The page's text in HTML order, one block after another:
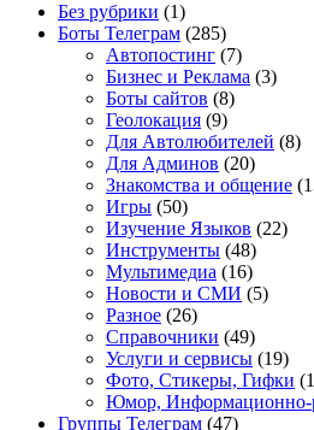
Без рубрики (1)
Боты Телеграм (285)
Автопостинг (7)
Бизнес и Реклама (3)
Боты сайтов (8)
Геолокация (9)
Для Автолюбителей (8)
Для Админов (20)
Знакомства и общение
Игры (50)
Изучение Языков (22)
Инструменты (48)
Мультимедиа (16)
Новости и СМИ (5)
Разное (26)
Справочники (49)
Услуги и сервисы (19)
Фото, Стикеры, Гифки
Юмор, Информационно-
Группы Телеграм (47)